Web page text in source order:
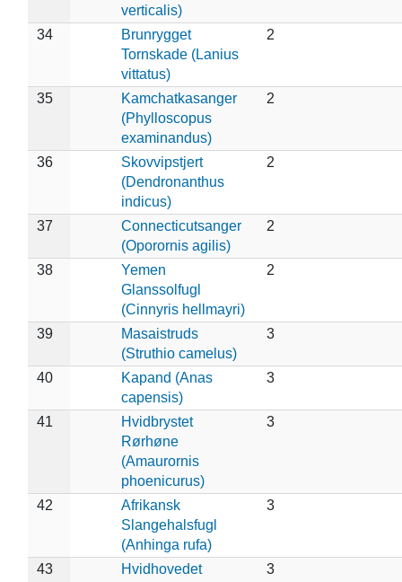
verticalis)
34
Brunrygget
Tornskade (Lanius
vittatus)
2
35
Kamchatkasanger
(Phylloscopus
examinandus)
2
36
Skovvipstjert
(Dendronanthus
indicus)
2
37
Connecticutsanger
(Oporornis agilis)
2
38
Yemen
Glanssolfugl
(Cinnyris hellmayri)
2
39
Masaistruds
(Struthio camelus)
3
40
Kapand (Anas
capensis)
3
41
Hvidbrystet
Rørhøne
(Amaurornis
phoenicurus)
3
42
Afrikansk
Slangehalsfugl
(Anhinga rufa)
3
43
Hvidhovedet
3